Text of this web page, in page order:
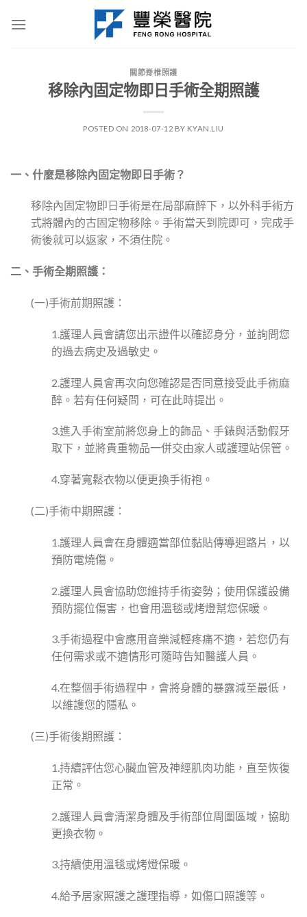
關節脊椎照護
移除內固定物即日手術全期照護
POSTED ON 2018-07-12 BY KYAN.LIU
一、什麼是移除內固定物即日手術？
移除內固定物即日手術是在局部麻醉下，以外科手術方
式將體內的古固定物移除。手術當天到院即可，完成手
術後就可以返家，不須住院。
二、手術全期照護：
(一)手術前期照護：
1.護理人員會請您出示證件以確認身分，並詢問您
的過去病史及過敏史。
2.護理人員會再次向您確認是否同意接受此手術麻
醉。若有任何疑問，可在此時提出。
3.進入手術室前將您身上的飾品、手錶與活動假牙
取下，並將貴重物品一併交由家人或護理站保管。
4.穿著寬鬆衣物以便更換手術袍。
(二)手術中期照護：
1.護理人員會在身體適當部位黏貼傳導迴路片，以
預防電燒傷。
2.護理人員會協助您維持手術姿勢；使用保護設備
預防擺位傷害，也會用溫毯或烤燈幫您保暖。
3.手術過程中會應用音樂減輕疼痛不適，若您仍有
任何需求或不適情形可隨時告知醫護人員。
4.在整個手術過程中，會將身體的暴露減至最低，
以維護您的隱私。
(三)手術後期照護：
1.持續評估您心臟血管及神經肌肉功能，直至恢復
正常。
2.護理人員會清潔身體及手術部位周圍區域，協助
更換衣物。
3.持續使用溫毯或烤燈保暖。
4.給予居家照護之護理指導，如傷口照護等。